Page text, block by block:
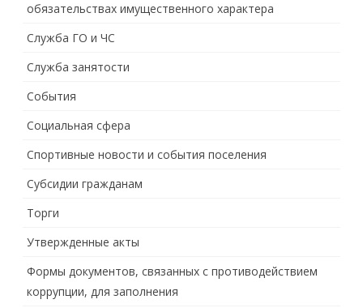
обязательствах имущественного характера
Служба ГО и ЧС
Служба занятости
События
Социальная сфера
Спортивные новости и события поселения
Субсидии гражданам
Торги
Утвержденные акты
Формы документов, связанных с противодействием
коррупции, для заполнения